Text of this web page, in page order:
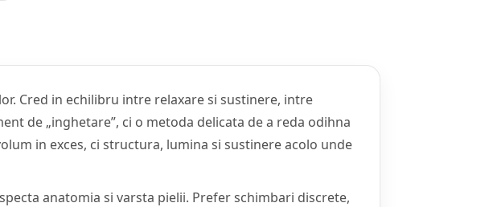
Cred in echilibru intre relaxare si sustinere, intre
de „inghetare”, ci o metoda delicata de a reda odihna
in exces, ci structura, lumina si sustinere acolo unde
anatomia si varsta pielii. Prefer schimbari discrete,